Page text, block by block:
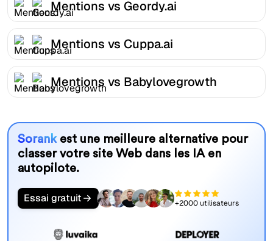
Mentions vs Geordy.ai
Mentions vs Cuppa.ai
Mentions vs Babylovegrowth
Sorankest une meilleure alternative pour
classer votre site Web dans les IA en
autopilote.
Essai gratuit +2000 utilisateurs